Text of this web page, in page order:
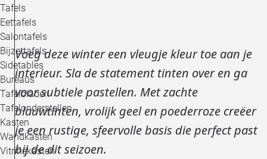
Tafels
Eettafels
Salontafels
Bijzettafels
Sidetables
Bureaus
Tafelbladen
Tafelonderstellen
Kasten
Wandkasten
Vitrinekasten
Voeg deze winter een vleugje kleur toe aan je
interieur. Sla de statement tinten over en ga
voor subtiele pastellen. Met zachte
blauwtinten, vrolijk geel en poederroze creëer
je een rustige, sfeervolle basis die perfect past
bij de dit seizoen.